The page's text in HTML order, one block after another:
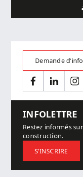
Demande
FacebookLinkedIn
INFOLETTRE
Restez informés
construction.
S’INSCRIRE